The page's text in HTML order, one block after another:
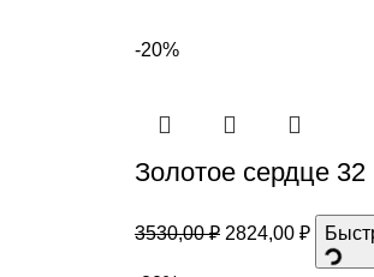
-20%
Золотое сердце
3530,00₽ 2824,00 ₽